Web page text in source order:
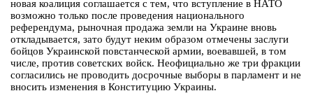
новая коалиция соглашается с тем, что вступление в НАТО
возможно только после проведения национального
референдума, рыночная продажа земли на Украине вновь
откладывается, зато будут неким образом отмечены заслуги
бойцов Украинской повстанческой армии, воевавшей, в том
числе, против советских войск. Неофициально же три фракции
согласились не проводить досрочные выборы в парламент и не
вносить изменения в Конституцию Украины.